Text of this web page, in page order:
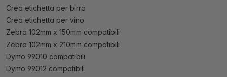
Crea etichetta per birra
Crea etichetta per vino
Zebra 102mm x 150mm compatibili
Zebra 102mm x 210mm compatibili
Dymo 99010 compatibili
Dymo 99012 compatibili